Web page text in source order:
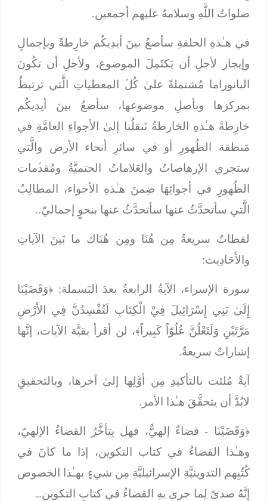
صلواتُ اللَّهِ وسلامهُ عليهم أجمعين.
في هـٰذهِ الحلقةِ سأضعُ بينَ أيدِيكُم خارِطةً وبإجمالٍ
وإيجاز لأجلِ أن يَكتَمِلَ الموضوع، ولأجلِ أن تكُونَ
البانوراما مُشتملةً علىٰ كُلﱢ المعطياتِ الَّتي ترتبطُ
بمركزها وبأصلِ موضوعها، سأضعُ بينَ أيديكُم
خارِطةً هـٰذهِ الخارطةُ تَنقلُنا إلىٰ الأجواءِ العامَّةِ في
مَنطقة الظُهورِ أو في سائرِ أنحاء الأرض والَّتي
ستجري الإرهاصاتُ والعَلاماتُ الحتميَّةُ ومُقدﱢمات
الظُهورِ في أجوائِهَا ضِمنَ هـٰذهِ الأجواء، المطالِبُ
الَّتي سأتحدَّثُ عنها سأتحدَّثُ عنها بنحوٍ إجماليّ..
لقطاتٌ سريعةٌ مِن هُنَا ومِن هُنَاك ما بَينَ الآياتِ
والأَحَادِيث:
سورة الإسراء، الآيةُ الرابعةُ بعدَ البَسملة: ﴿وَقَضَيْنَا
إِلَىٰ بَنِي إِسْرَائِيلَ فِيْ الْكِتَابِ لَتُفْسِدُنَّ فِي الأَرْضِ
مَرَّتَيْنِ وَلَتَعْلُنَّ عُلُوّاً كَبِيراً﴾،لن أقرأ بقيَّة الآيات، إنَّها
إشاراتٌ سريعةٌ.
آيةٌ مُلئت بالتأكيدِ مِن أوَّلِها إلىٰ آخرها، وبالتحقيقِ
لابُدَّ أن يتحقَّقَ هـٰذا الأمر.
﴿وَقَضَيْنَا- قضاءٌ إلهيٌّ، فهل يتأخَّرُ القضاءُ الإلهيّ،
وهـٰذا القضاءُ في كتاب التكوين، إذا ما كانَ في
كُتُبِهم التدوينيَّةِ الإسرائيليَّةِ مِن شيءٍ بهـٰذا الخصوص
إنَّهُ صدىً لِما جرى بهِ القضاءُ في كتابِ التكوين..